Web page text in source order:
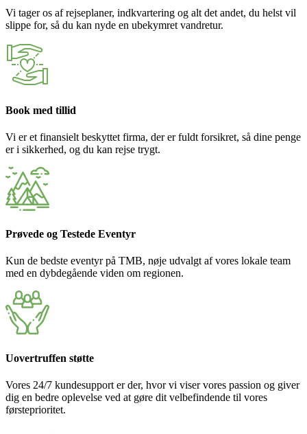
Vi tager os af rejseplaner, indkvartering og alt det andet, du helst vil
slippe for, så du kan nyde en ubekymret vandretur.
Book med tillid
Vi er et finansielt beskyttet firma, der er fuldt forsikret, så dine penge
er i sikkerhed, og du kan rejse trygt.
Prøvede og Testede Eventyr
Kun de bedste eventyr på TMB, nøje udvalgt af vores lokale team
med en dybdegående viden om regionen.
Uovertruffen støtte
Vores 24/7 kundesupport er der, hvor vi viser vores passion og giver
dig en bedre oplevelse ved at gøre dit velbefindende til vores
førsteprioritet.